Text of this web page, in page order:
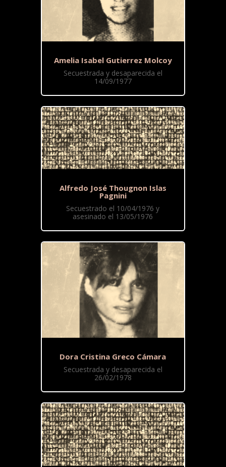
Amelia Isabel Gutierrez Molcoy
Secuestrada y desaparecida el
14/09/1977
Alfredo José Thougnon Islas
Pagnini
Secuestrado el 10/04/1976 y
asesinado el 13/05/1976
Dora Cristina Greco Cámara
Secuestrada y desaparecida el
26/02/1978